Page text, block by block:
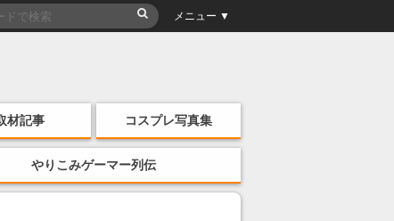
メニュー ▼
材記事 コスプレ写真集
やりこみゲーマー列伝